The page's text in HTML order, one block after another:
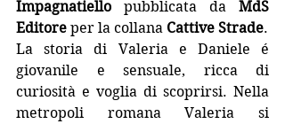
Impagnatiello pubblicata da MdS
Editore per la collana Cattive Strade
La storia di Valeria e Daniele é
giovanile e sensuale, ricca di
curiosità e voglia di scoprirsi. Nella
metropoli romana Valeria si